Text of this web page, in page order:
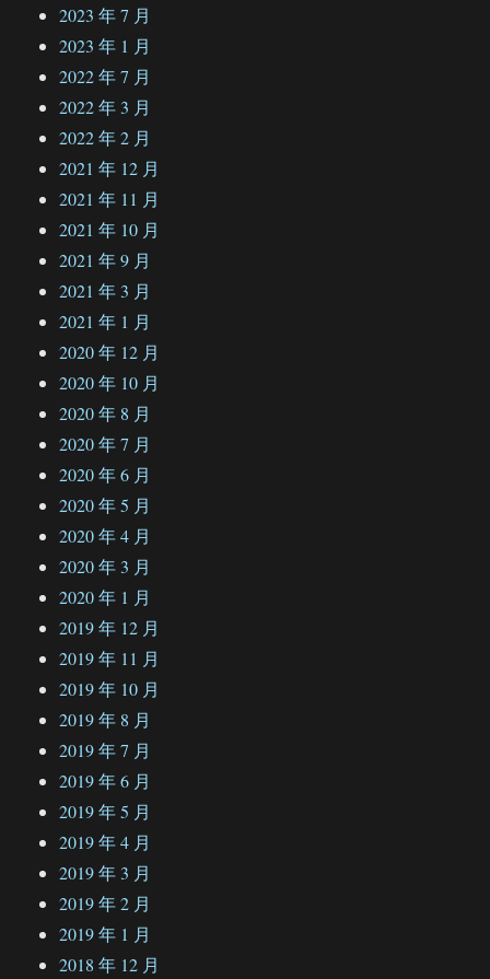
2023 年 7 月
2023 年 1 月
2022 年 7 月
2022 年 3 月
2022 年 2 月
2021 年 12 月
2021 年 11 月
2021 年 10 月
2021 年 9 月
2021 年 3 月
2021 年 1 月
2020 年 12 月
2020 年 10 月
2020 年 8 月
2020 年 7 月
2020 年 6 月
2020 年 5 月
2020 年 4 月
2020 年 3 月
2020 年 1 月
2019 年 12 月
2019 年 11 月
2019 年 10 月
2019 年 8 月
2019 年 7 月
2019 年 6 月
2019 年 5 月
2019 年 4 月
2019 年 3 月
2019 年 2 月
2019 年 1 月
2018 年 12 月